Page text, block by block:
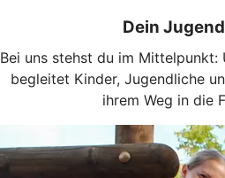
Dein
Bei uns stehst du im Mittelpunkt:
begleitet Kinder, Jugendliche
ihrem Weg in die